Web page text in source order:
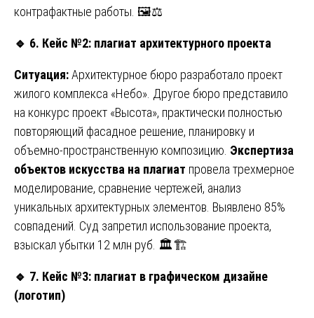
контрафактные работы. 🖼️⚖️
🔹 6. Кейс №2: плагиат архитектурного проекта
Ситуация:Архитектурное бюро разработало проект
жилого комплекса «Небо». Другое бюро представило
на конкурс проект «Высота», практически полностью
повторяющий фасадное решение, планировку и
объемно-пространственную композицию. Экспертиза
объектов искусства на плагиат провела трехмерное
моделирование, сравнение чертежей, анализ
уникальных архитектурных элементов. Выявлено 85%
совпадений. Суд запретил использование проекта,
взыскал убытки 12 млн руб. 🏛️🏗️
🔹 7. Кейс №3: плагиат в графическом дизайне
(логотип)